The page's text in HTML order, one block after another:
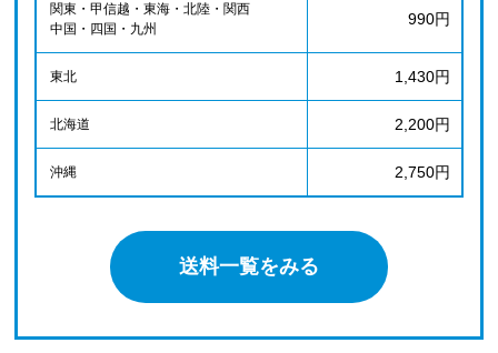
関東・甲信越・東海・北陸・関西
中国・四国・九州
990円
東北 1,430円
北海道 2,200円
沖縄 2,750円
送料一覧をみる